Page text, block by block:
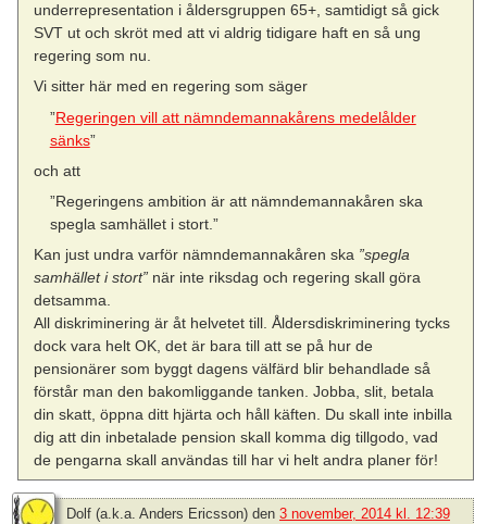
underrepresentation i åldersgruppen 65+, samtidigt så gick
SVT ut och skröt med att vi aldrig tidigare haft en så ung
regering som nu.
Vi sitter här med en regering som säger
”Regeringen vill att nämndemannakårens medelålder
sänks”
och att
”Regeringens ambition är att nämndemannakåren ska
spegla samhället i stort.”
Kan just undra varför nämndemannakåren ska ”spegla
samhället i stort” när inte riksdag och regering skall göra
detsamma.
All diskriminering är åt helvetet till. Åldersdiskriminering tycks
dock vara helt OK, det är bara till att se på hur de
pensionärer som byggt dagens välfärd blir behandlade så
förstår man den bakomliggande tanken. Jobba, slit, betala
din skatt, öppna ditt hjärta och håll käften. Du skall inte inbilla
dig att din inbetalade pension skall komma dig tillgodo, vad
de pengarna skall användas till har vi helt andra planer för!
Dolf (a.k.a. Anders Ericsson) den 3 november, 2014 kl. 12:39